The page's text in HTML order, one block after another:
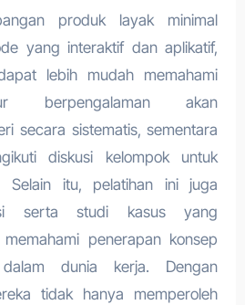
produk layak minimal
yang interaktif dan aplikatif,
lebih mudah memahami
berpengalaman akan
secara sistematis, sementara
diskusi kelompok untuk
Selain itu, pelatihan ini juga
serta studi kasus yang
penerapan konsep
dunia kerja. Dengan
tidak hanya memperoleh